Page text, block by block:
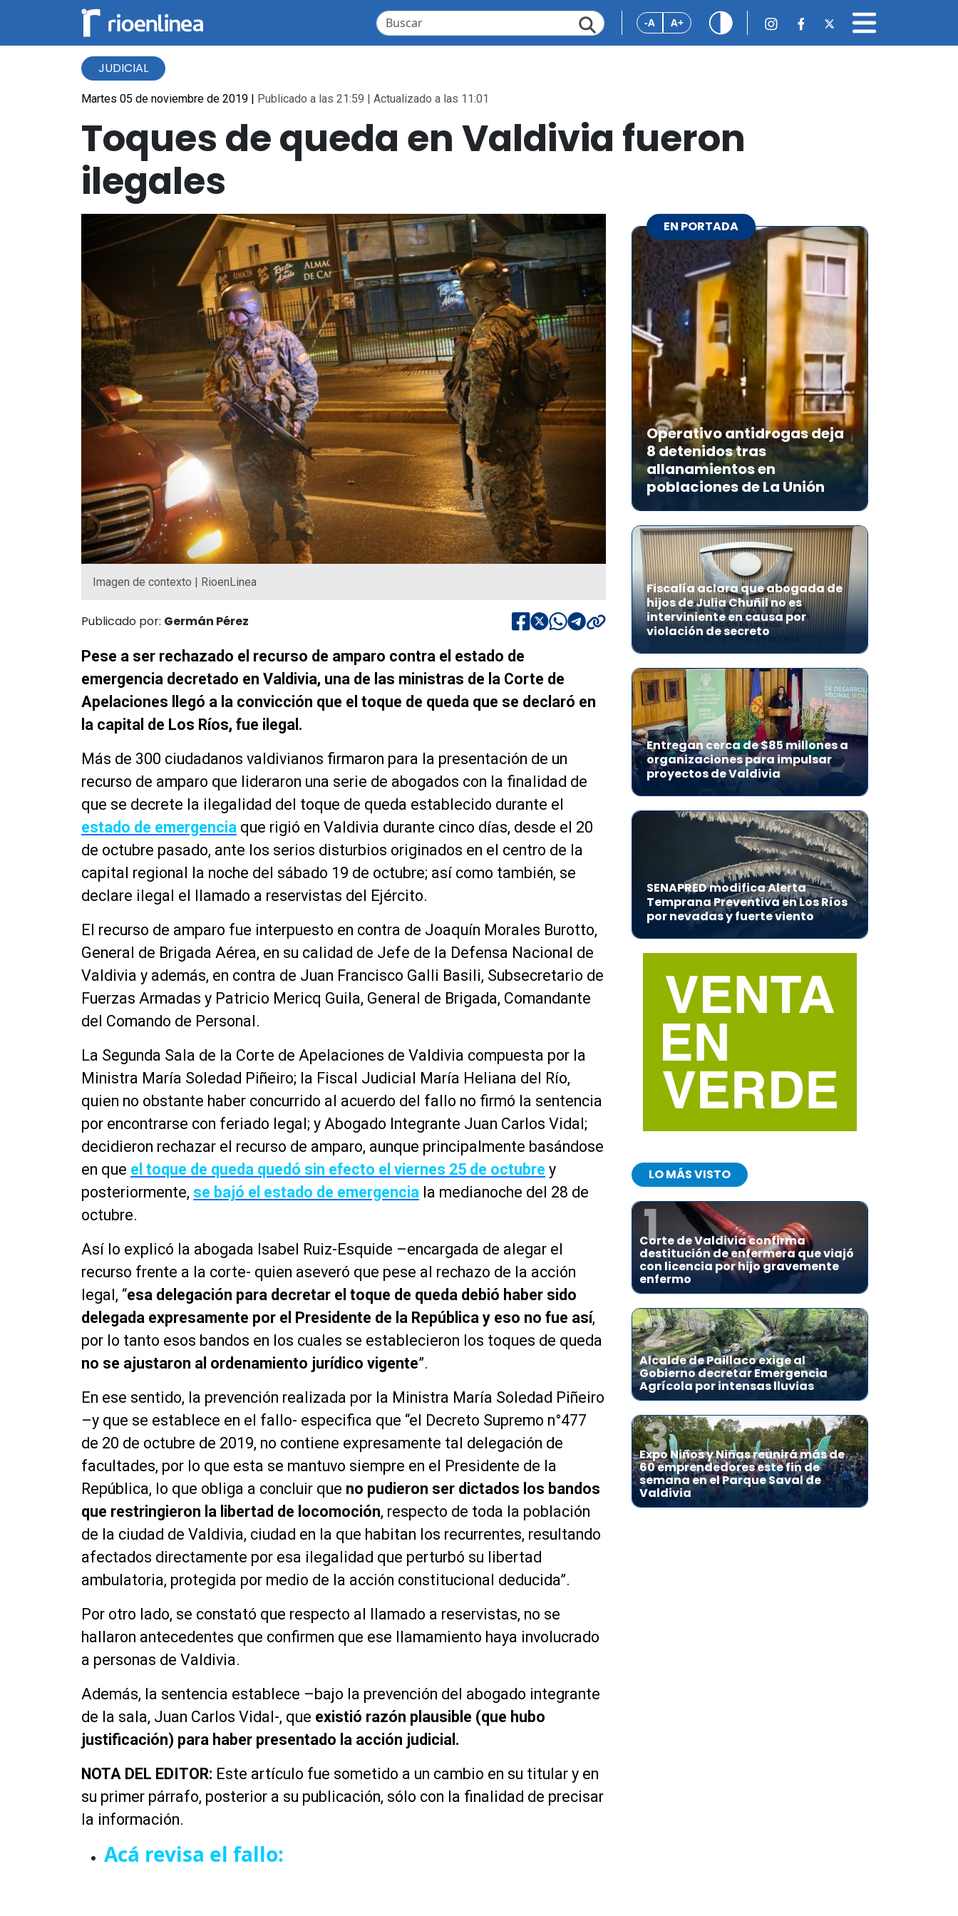
-A A+
JUDICIAL
Martes 05 de noviembre de 2019 | Publicado a las 21:59 | Actualizado a las 11:01
Toques de queda en Valdivia fueron
ilegales
Imagen de contexto | RioenLinea
Publicado por: Germán Pérez
Pese a ser rechazado el recurso de amparo contra el estado de
emergencia decretado en Valdivia, una de las ministras de la Corte de
Apelaciones llegó a la convicción que el toque de queda que se declaró en
la capital de Los Ríos, fue ilegal.
Más de 300 ciudadanos valdivianos firmaron para la presentación de un
recurso de amparo que lideraron una serie de abogados con la finalidad de
que se decrete la ilegalidad del toque de queda establecido durante el
estado de emergencia que rigió en Valdivia durante cinco días, desde el 20
de octubre pasado, ante los serios disturbios originados en el centro de la
capital regional la noche del sábado 19 de octubre; así como también, se
declare ilegal el llamado a reservistas del Ejército.
El recurso de amparo fue interpuesto en contra de Joaquín Morales Burotto,
General de Brigada Aérea, en su calidad de Jefe de la Defensa Nacional de
Valdivia y además, en contra de Juan Francisco Galli Basili, Subsecretario de
Fuerzas Armadas y Patricio Mericq Guila, General de Brigada, Comandante
del Comando de Personal.
La Segunda Sala de la Corte de Apelaciones de Valdivia compuesta por la
Ministra María Soledad Piñeiro; la Fiscal Judicial María Heliana del Río,
quien no obstante haber concurrido al acuerdo del fallo no firmó la sentencia
por encontrarse con feriado legal; y Abogado Integrante Juan Carlos Vidal;
decidieron rechazar el recurso de amparo, aunque principalmente basándose
en que el toque de queda quedó sin efecto el viernes 25 de octubre y
posteriormente, se bajó el estado de emergencia la medianoche del 28 de
octubre.
Así lo explicó la abogada Isabel Ruiz-Esquide –encargada de alegar el
recurso frente a la corte- quien aseveró que pese al rechazo de la acción
legal, “esa delegación para decretar el toque de queda debió haber sido
delegada expresamente por el Presidente de la República y eso no fue así,
por lo tanto esos bandos en los cuales se establecieron los toques de queda
no se ajustaron al ordenamiento jurídico vigente”.
En ese sentido, la prevención realizada por la Ministra María Soledad Piñeiro
–y que se establece en el fallo- especifica que “el Decreto Supremo n°477
de 20 de octubre de 2019, no contiene expresamente tal delegación de
facultades, por lo que esta se mantuvo siempre en el Presidente de la
República, lo que obliga a concluir que no pudieron ser dictados los bandos
que restringieron la libertad de locomoción, respecto de toda la población
de la ciudad de Valdivia, ciudad en la que habitan los recurrentes, resultando
afectados directamente por esa ilegalidad que perturbó su libertad
ambulatoria, protegida por medio de la acción constitucional deducida”.
Por otro lado, se constató que respecto al llamado a reservistas, no se
hallaron antecedentes que confirmen que ese llamamiento haya involucrado
a personas de Valdivia.
Además, la sentencia establece –bajo la prevención del abogado integrante
de la sala, Juan Carlos Vidal-, que existió razón plausible (que hubo
justificación) para haber presentado la acción judicial.
NOTA DEL EDITOR: Este artículo fue sometido a un cambio en su titular y en
su primer párrafo, posterior a su publicación, sólo con la finalidad de precisar
la información.
Acá revisa el fallo:
EN PORTADA
Operativo antidrogas deja
8 detenidos tras
allanamientos en
poblaciones de La Unión
Fiscalía aclara que abogada de
hijos de Julia Chuñil no es
interviniente en causa por
violación de secreto
Entregan cerca de $85 millones a
organizaciones para impulsar
proyectos de Valdivia
SENAPRED modifica Alerta
Temprana Preventiva en Los Ríos
por nevadas y fuerte viento
LO MÁS VISTO
1
Corte de Valdivia confirma
destitución de enfermera que viajó
con licencia por hijo gravemente
enfermo
2
Alcalde de Paillaco exige al
Gobierno decretar Emergencia
Agrícola por intensas lluvias
3
Expo Niños y Niñas reunirá más de
60 emprendedores este fin de
semana en el Parque Saval de
Valdivia